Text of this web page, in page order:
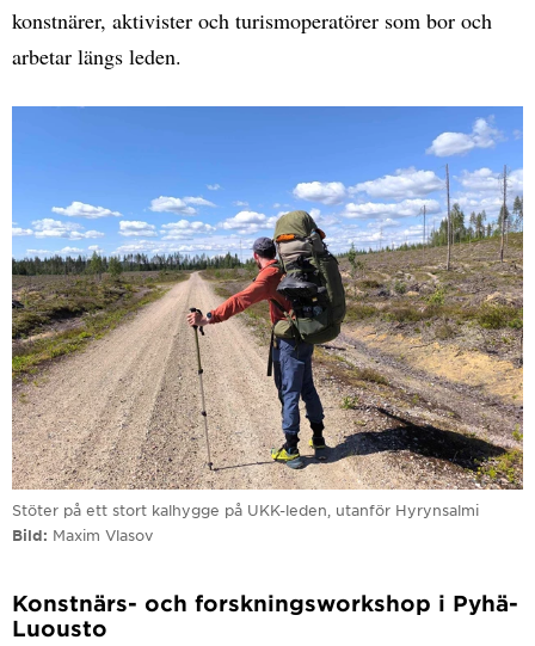
konstnärer, aktivister och turismoperatörer som bor och
arbetar längs leden.
Stöter på ett stort kalhygge på UKK-leden, utanför Hyrynsalmi
Bild
Maxim Vlasov
Konstnärs- och forskningsworkshop i Pyhä-
Luousto